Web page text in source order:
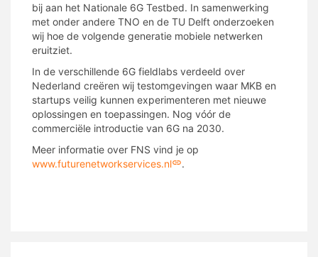
bij aan het Nationale 6G Testbed. In samenwerking
met onder andere TNO en de TU Delft onderzoeken
wij hoe de volgende generatie mobiele netwerken
eruitziet.
In de verschillende 6G fieldlabs verdeeld over
Nederland creëren wij testomgevingen waar MKB en
startups veilig kunnen experimenteren met nieuwe
oplossingen en toepassingen. Nog vóór de
commerciële introductie van 6G na 2030.
Meer informatie over FNS vind je op
www.futurenetworkservices.nl
.